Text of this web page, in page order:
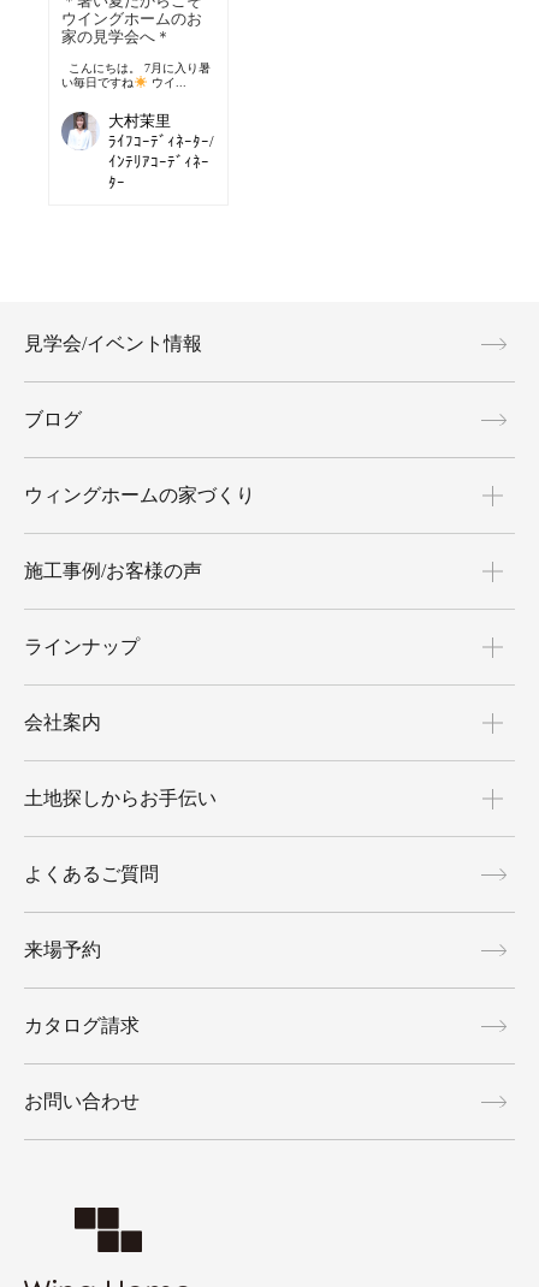
ウイングホームのお
家の見学会へ＊
こんにちは。 7月に入り暑
い毎日ですね
ウイ...
大村茉里
ﾗｲﾌｺｰﾃﾞｨﾈｰﾀｰ/
ｲﾝﾃﾘｱｺｰﾃﾞｨﾈｰ
ﾀｰ
見学会/イベント情報
ブログ
ウィングホームの家づくり
施工事例/お客様の声
ラインナップ
会社案内
土地探しからお手伝い
よくあるご質問
来場予約
カタログ請求
お問い合わせ